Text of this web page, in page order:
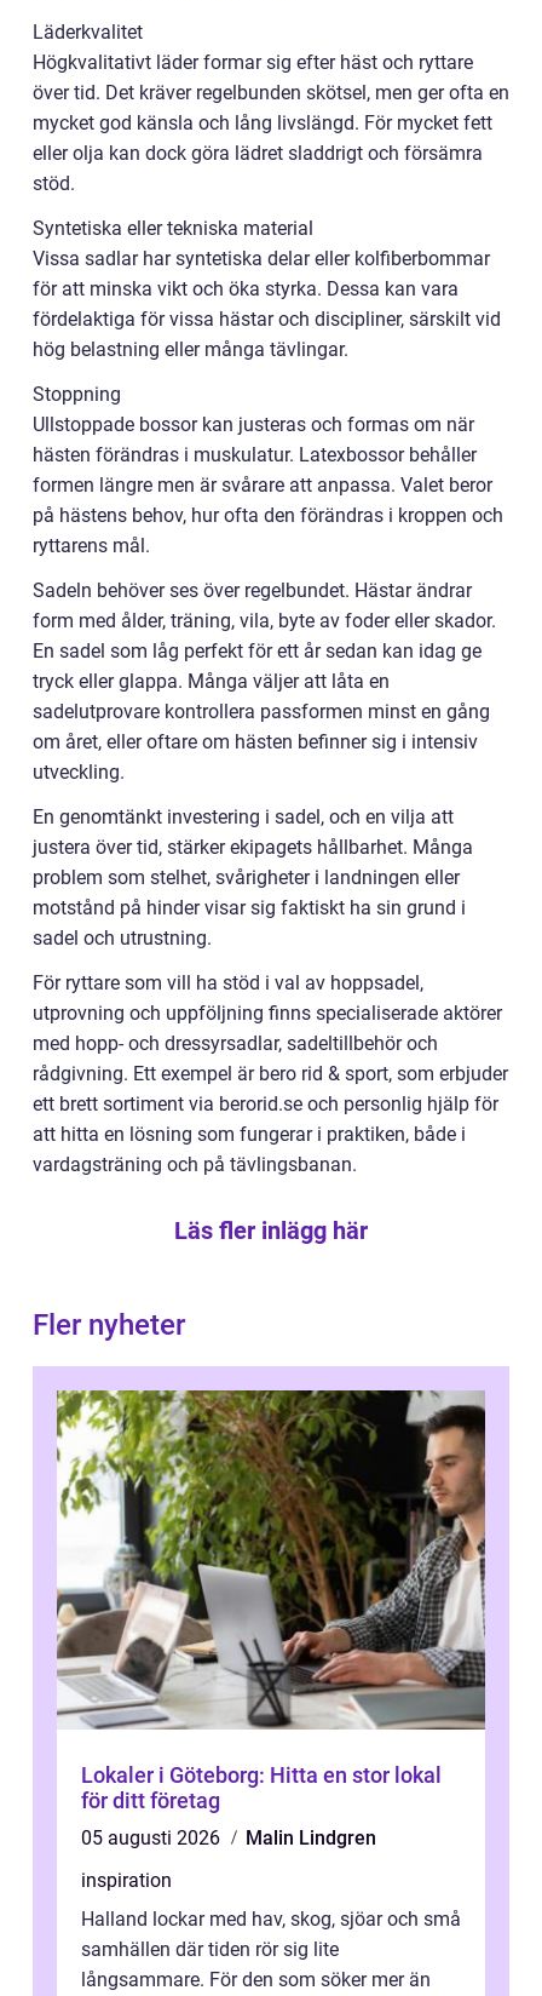
Läderkvalitet
Högkvalitativt läder formar sig efter häst och ryttare
över tid. Det kräver regelbunden skötsel, men ger ofta en
mycket god känsla och lång livslängd. För mycket fett
eller olja kan dock göra lädret sladdrigt och försämra
stöd.
Syntetiska eller tekniska material
Vissa sadlar har syntetiska delar eller kolfiberbommar
för att minska vikt och öka styrka. Dessa kan vara
fördelaktiga för vissa hästar och discipliner, särskilt vid
hög belastning eller många tävlingar.
Stoppning
Ullstoppade bossor kan justeras och formas om när
hästen förändras i muskulatur. Latexbossor behåller
formen längre men är svårare att anpassa. Valet beror
på hästens behov, hur ofta den förändras i kroppen och
ryttarens mål.
Sadeln behöver ses över regelbundet. Hästar ändrar
form med ålder, träning, vila, byte av foder eller skador.
En sadel som låg perfekt för ett år sedan kan idag ge
tryck eller glappa. Många väljer att låta en
sadelutprovare kontrollera passformen minst en gång
om året, eller oftare om hästen befinner sig i intensiv
utveckling.
En genomtänkt investering i sadel, och en vilja att
justera över tid, stärker ekipagets hållbarhet. Många
problem som stelhet, svårigheter i landningen eller
motstånd på hinder visar sig faktiskt ha sin grund i
sadel och utrustning.
För ryttare som vill ha stöd i val av hoppsadel,
utprovning och uppföljning finns specialiserade aktörer
med hopp- och dressyrsadlar, sadeltillbehör och
rådgivning. Ett exempel är bero rid & sport, som erbjuder
ett brett sortiment via berorid.se och personlig hjälp för
att hitta en lösning som fungerar i praktiken, både i
vardagsträning och på tävlingsbanan.
Läs fler inlägg här
Fler nyheter
Lokaler i Göteborg: Hitta en stor lokal
för ditt företag
05 augusti 2026
Malin Lindgren
inspiration
Halland lockar med hav, skog, sjöar och små
samhällen där tiden rör sig lite
långsammare. För den som söker mer än